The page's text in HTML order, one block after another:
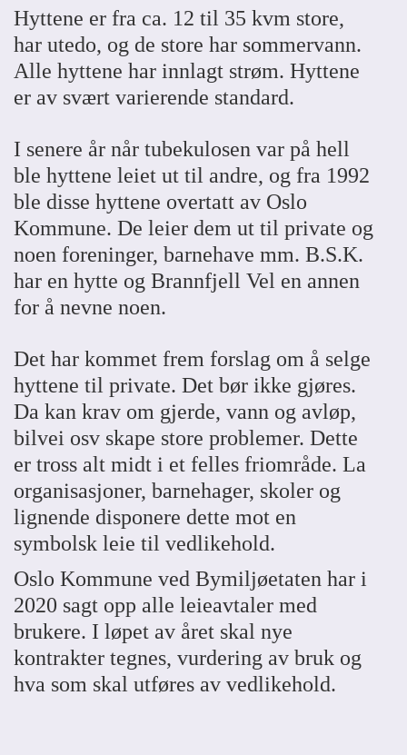
Hyttene er fra ca. 12 til 35 kvm store,
har utedo, og de store har sommervann.
Alle hyttene har innlagt strøm. Hyttene
er av svært varierende standard.
I senere år når tubekulosen var på hell
ble hyttene leiet ut til andre, og fra 1992
ble disse hyttene overtatt av Oslo
Kommune. De leier dem ut til private og
noen foreninger, barnehave mm. B.S.K.
har en hytte og Brannfjell Vel en annen
for å nevne noen.
Det har kommet frem forslag om å selge
hyttene til private. Det bør ikke gjøres.
Da kan krav om gjerde, vann og avløp,
bilvei osv skape store problemer. Dette
er tross alt midt i et felles friområde. La
organisasjoner, barnehager, skoler og
lignende disponere dette mot en
symbolsk leie til vedlikehold.
Oslo Kommune ved Bymiljøetaten har i
2020 sagt opp alle leieavtaler med
brukere. I løpet av året skal nye
kontrakter tegnes, vurdering av bruk og
hva som skal utføres av vedlikehold.